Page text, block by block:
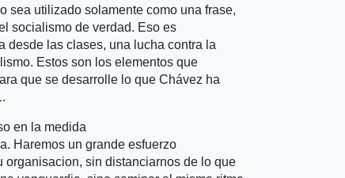
sea utilizado solamente como una frase,
socialismo de verdad. Eso es
desde las clases, una lucha contra la
Estos son los elementos que
que se desarrolle lo que Chávez ha
en la medida
Haremos un grande esfuerzo
sin distanciarnos de lo que